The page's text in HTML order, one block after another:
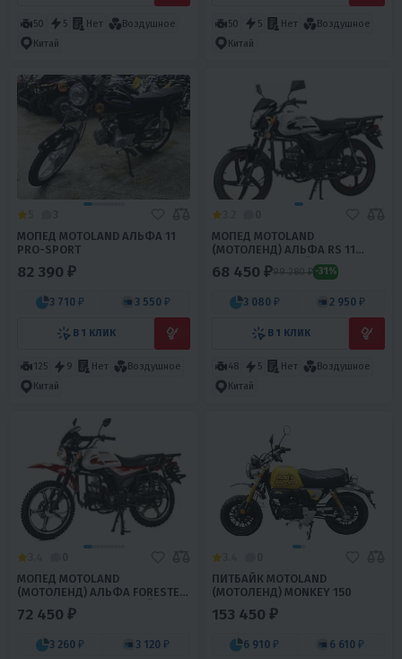
50 5 Нет
Воздушное
Китай
50 5 Нет
Воздушное
Китай
МОПЕД MOTOLAND АЛЬФА 11
PRO-SPORT
82 390 ₽
3 710 ₽ 3 550 ₽
В 1 КЛИК
125 9 Нет
Воздушное
Китай
МОПЕД MOTOLAND
(МОТОЛЕНД) АЛЬФА RS 11
(LM48-B) ЧЕРНЫЙ (А)
68 450 ₽99 280 ₽ -31%
3 080 ₽ 2 950 ₽
В 1 КЛИК
48 5 Нет
Воздушное
Китай
МОПЕД MOTOLAND
(МОТОЛЕНД) АЛЬФА FORESTER
RS 11 (LM48-B) КРАСНЫЙ (A)
72 450 ₽
3 260 ₽ 3 120 ₽
ПИТБАЙК MOTOLAND
(МОТОЛЕНД) MONKEY 150
153 450 ₽
6 910 ₽ 6 610 ₽